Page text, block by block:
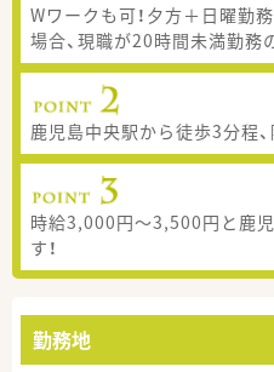
Wワークも可！夕方＋日曜勤
場合、現職が20時間未満勤務
鹿児島中央駅から徒歩3分程
時給3,000円～3,500円と鹿
す！
勤務地